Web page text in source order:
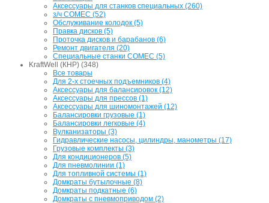
Аксессуары для станков специальных (260)
з/ч COMEC (52)
Обслуживание колодок (5)
Правка дисков (5)
Проточка дисков и барабанов (6)
Ремонт двигателя (20)
Специальные станки COMEC (5)
KraftWell (КНР) (348)
Все товары
Для 2-х стоечных подъемников (4)
Аксессуары для балансировок (12)
Аксессуары для прессов (1)
Аксессуары для шиномонтажей (12)
Балансировки грузовые (1)
Балансировки легковые (4)
Вулканизаторы (3)
Гидравлические насосы, цилиндры, манометры (17)
Грузовые комплекты (3)
Для кондиционеров (5)
Для пневмолинии (1)
Для топливной системы (1)
Домкраты бутылочные (8)
Домкраты подкатные (6)
Домкраты с пневмоприводом (2)